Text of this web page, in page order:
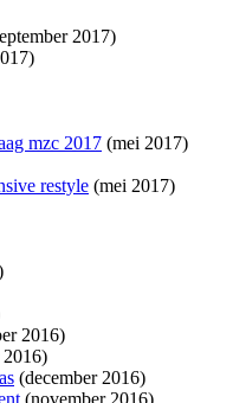
2017)
mzc 2017 (mei 2017)
restyle (mei 2017)
2016)
2016)
(december 2016)